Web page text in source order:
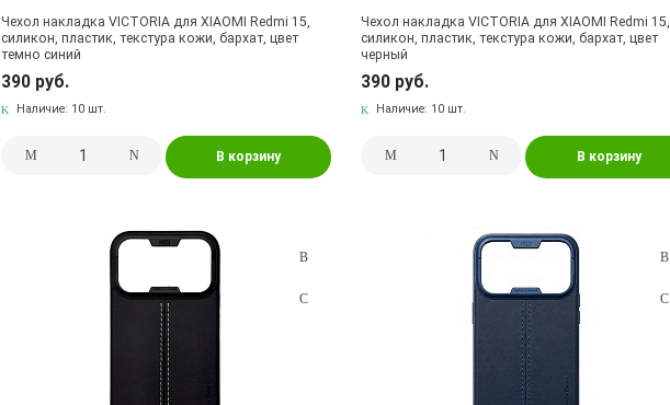
Чехол накладка VICTORIA для XIAOMI Redmi 15,
силикон, пластик, текстура кожи, бархат, цвет
темно синий
390 руб.
Наличие: 10 шт.
В корзину
Чехол накладка VICTORIA для XIAOMI Redmi 15,
силикон, пластик, текстура кожи, бархат, цвет
черный
390 руб.
Наличие: 10 шт.
В корзину